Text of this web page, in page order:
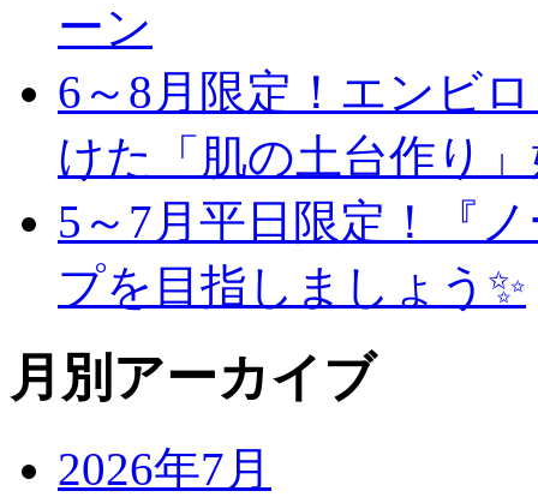
ーン
6～8月限定！エンビ
けた「肌の土台作り
5～7月平日限定！『
プを目指しましょう✨
月別アーカイブ
2026年7月